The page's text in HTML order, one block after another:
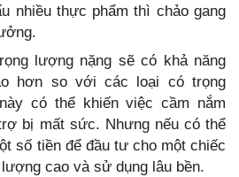
nhiều thực phẩm thì chảo gang
lượng nặng sẽ có khả năng
hơn so với các loại có trọng
có thể khiến việc cầm nắm
bị mất sức. Nhưng nếu có thể
số tiền để đầu tư cho một chiếc
cao và sử dụng lâu bền.